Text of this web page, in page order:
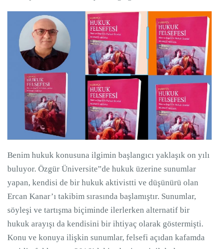
Benim hukuk konusuna ilgimin başlangıcı yaklaşık on yılı
buluyor. Özgür Üniversite”de hukuk üzerine sunumlar
yapan, kendisi de bir hukuk aktivistti ve düşünürü olan
Ercan Kanar’ı takibim sırasında başlamıştır. Sunumlar,
söyleşi ve tartışma biçiminde ilerlerken alternatif bir
hukuk arayışı da kendisini bir ihtiyaç olarak göstermişti.
Konu ve konuya ilişkin sunumlar, felsefi açıdan kafamda